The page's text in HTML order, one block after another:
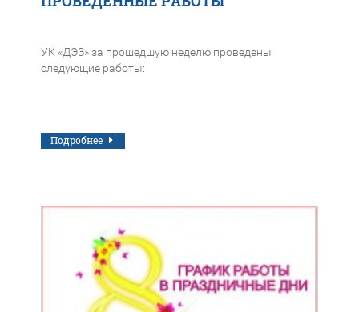
УК «ДЭЗ» за прошедшую неделю проведены
следующие работы:
Подробнее